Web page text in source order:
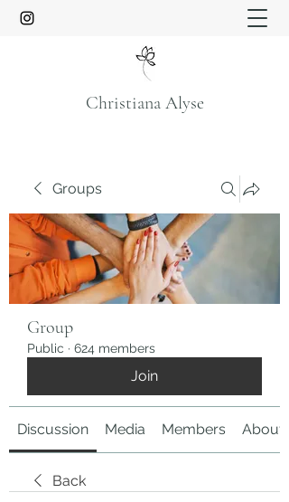
Christiana Alyse
Groups
Group
Public · 624 members
Join
Discussion Media Members About
Back